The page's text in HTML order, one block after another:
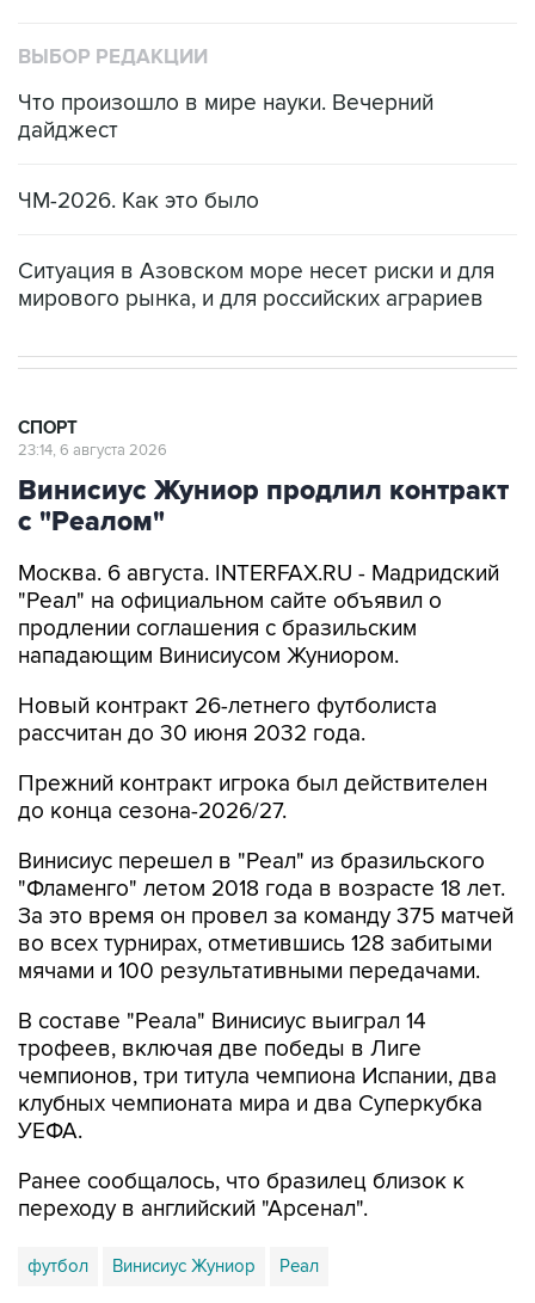
ВЫБОР РЕДАКЦИИ
Что произошло в мире науки. Вечерний
дайджест
ЧМ-2026. Как это было
Ситуация в Азовском море несет риски и для
мирового рынка, и для российских аграриев
СПОРТ
23:14, 6 августа 2026
Винисиус Жуниор продлил контракт
с "Реалом"
Москва. 6 августа. INTERFAX.RU - Мадридский
"Реал" на официальном сайте объявил о
продлении соглашения с бразильским
нападающим Винисиусом Жуниором.
Новый контракт 26-летнего футболиста
рассчитан до 30 июня 2032 года.
Прежний контракт игрока был действителен
до конца сезона-2026/27.
Винисиус перешел в "Реал" из бразильского
"Фламенго" летом 2018 года в возрасте 18 лет.
За это время он провел за команду 375 матчей
во всех турнирах, отметившись 128 забитыми
мячами и 100 результативными передачами.
В составе "Реала" Винисиус выиграл 14
трофеев, включая две победы в Лиге
чемпионов, три титула чемпиона Испании, два
клубных чемпионата мира и два Суперкубка
УЕФА.
Ранее сообщалось, что бразилец близок к
переходу в английский "Арсенал".
футбол Винисиус Жуниор Реал